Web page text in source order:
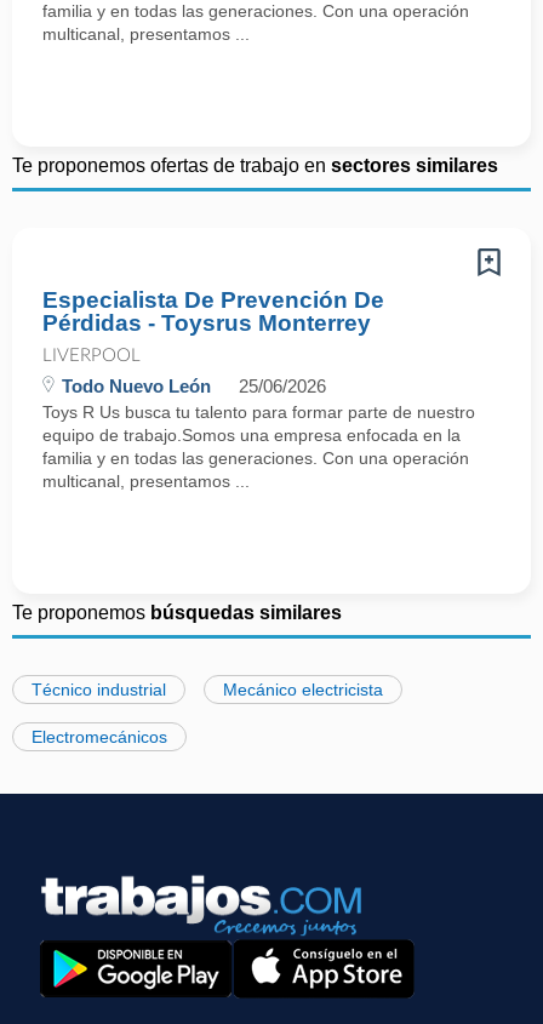
familia y en todas las generaciones. Con una operación
multicanal, presentamos ...
Te proponemos ofertas de trabajo en sectores similares
Especialista De Prevención De
Pérdidas - Toysrus Monterrey
LIVERPOOL
Todo Nuevo León 25/06/2026
Toys R Us busca tu talento para formar parte de nuestro
equipo de trabajo.Somos una empresa enfocada en la
familia y en todas las generaciones. Con una operación
multicanal, presentamos ...
Te proponemos búsquedas similares
Técnico industrial Mecánico electricista
Electromecánicos